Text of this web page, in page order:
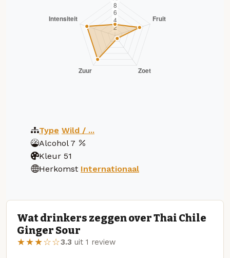
Type Wild / ...
Alcohol 7
Kleur 51
Herkomst Internationaal
Wat drinkers zeggen over Thai Chile
Ginger Sour
★★★☆☆3.3 uit 1 review